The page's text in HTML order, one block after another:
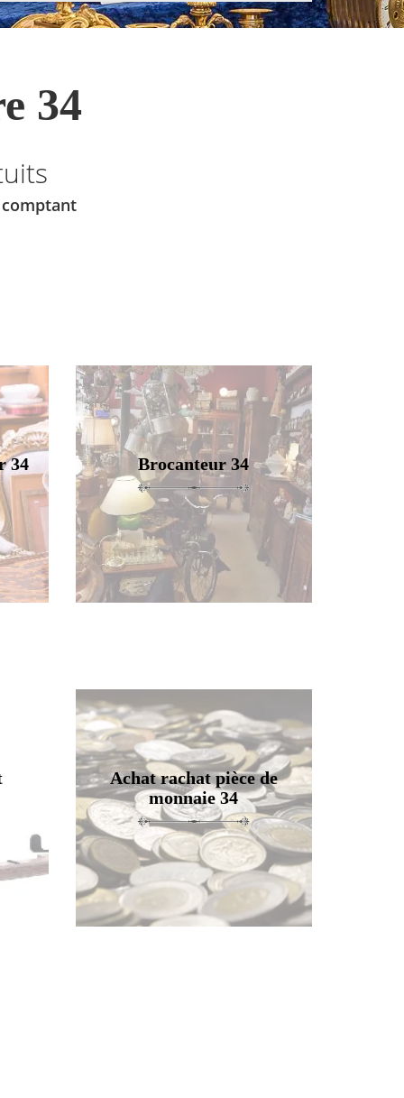
34
34 Brocanteur 34
Achat rachat pièce de
monnaie 34